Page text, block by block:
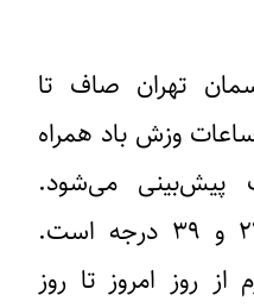
تهران صاف تا
وزش باد همراه
می‌شود.
نوسانات دمایی تهران ۲۷ و ۳۹ درجه است.
روز امروز تا روز